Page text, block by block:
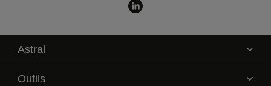
Astral
La marque
Outils